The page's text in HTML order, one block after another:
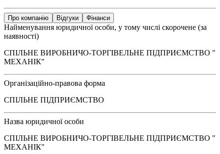
Про компанію Відгуки Фінанси
Найменування юридичної особи, у тому числі скорочене (за
наявності)
СПІЛЬНЕ ВИРОБНИЧО-ТОРГІВЕЛЬНЕ ПІДПРИЄМСТВО "
МЕХАНІК"
Організаційно-правова форма
СПІЛЬНЕ ПІДПРИЄМСТВО
Назва юридичної особи
СПІЛЬНЕ ВИРОБНИЧО-ТОРГІВЕЛЬНЕ ПІДПРИЄМСТВО "
МЕХАНІК"